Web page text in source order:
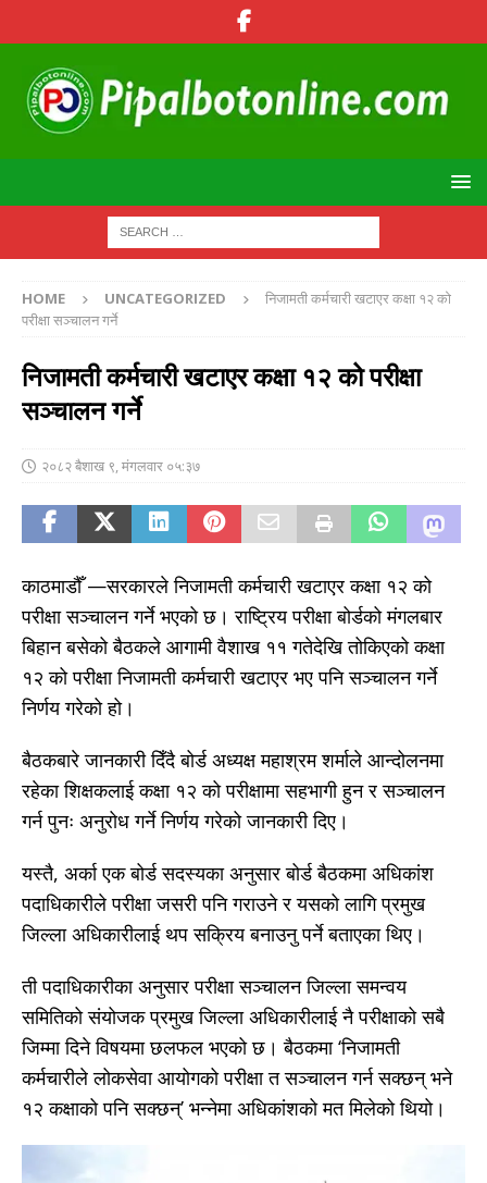
HOME UNCATEGORIZED
निजामती कर्मचारी खटाएर कक्षा १२ को
परीक्षा सञ्चालन गर्ने
निजामती कर्मचारी खटाएर कक्षा १२ को परीक्षा
सञ्चालन गर्ने
२०८२ बैशाख ९, मंगलवार ०५:३७
काठमाडौँ —सरकारले निजामती कर्मचारी खटाएर कक्षा १२ को
परीक्षा सञ्चालन गर्ने भएको छ। राष्ट्रिय परीक्षा बोर्डको मंगलबार
बिहान बसेको बैठकले आगामी वैशाख ११ गतेदेखि तोकिएको कक्षा
१२ को परीक्षा निजामती कर्मचारी खटाएर भए पनि सञ्चालन गर्ने
निर्णय गरेको हो।
बैठकबारे जानकारी दिँदै बोर्ड अध्यक्ष महाश्रम शर्माले आन्दोलनमा
रहेका शिक्षकलाई कक्षा १२ को परीक्षामा सहभागी हुन र सञ्चालन
गर्न पुनः अनुरोध गर्ने निर्णय गरेको जानकारी दिए।
यस्तै, अर्का एक बोर्ड सदस्यका अनुसार बोर्ड बैठकमा अधिकांश
पदाधिकारीले परीक्षा जसरी पनि गराउने र यसको लागि प्रमुख
जिल्ला अधिकारीलाई थप सक्रिय बनाउनु पर्ने बताएका थिए।
ती पदाधिकारीका अनुसार परीक्षा सञ्चालन जिल्ला समन्वय
समितिको संयोजक प्रमुख जिल्ला अधिकारीलाई नै परीक्षाको सबै
जिम्मा दिने विषयमा छलफल भएको छ। बैठकमा ‘निजामती
कर्मचारीले लोकसेवा आयोगको परीक्षा त सञ्चालन गर्न सक्छन् भने
१२ कक्षाको पनि सक्छन्’ भन्नेमा अधिकांशको मत मिलेको थियो।